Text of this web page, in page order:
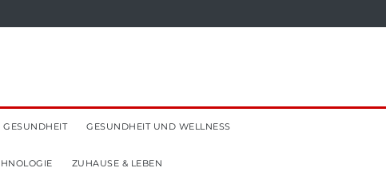
GESUNDHEIT GESUNDHEIT UND WELLNESS
ZUHAUSE & LEBEN